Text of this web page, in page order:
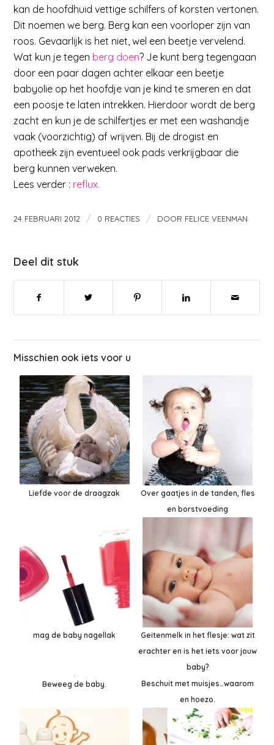
kan de hoofdhuid vettige schilfers of korsten vertonen.
Dit noemen we berg. Berg kan een voorloper zijn van
roos. Gevaarlijk is het niet, wel een beetje vervelend.
Wat kun je tegen berg doen? Je kunt berg tegengaan
door een paar dagen achter elkaar een beetje
babyolie op het hoofdje van je kind te smeren en dat
een poosje te laten intrekken. Hierdoor wordt de berg
zacht en kun je de schilfertjes er met een washandje
vaak (voorzichtig) af wrijven. Bij de drogist en
apotheek zijn eventueel ook pads verkrijgbaar die
berg kunnen verweken.
Lees verder : reflux.
24 FEBRUARI 2012 / 0 REACTIES / DOOR FELICE VEENMAN
Deel dit stuk
Misschien ook iets voor u
Liefde voor de draagzak
Over gaatjes in de tanden, fles
en borstvoeding
mag de baby nagellak
Geitenmelk in het flesje: wat zit
erachter en is het iets voor jouw
baby?
Beweeg de baby.
Beschuit met muisjes…waarom
en hoezo.